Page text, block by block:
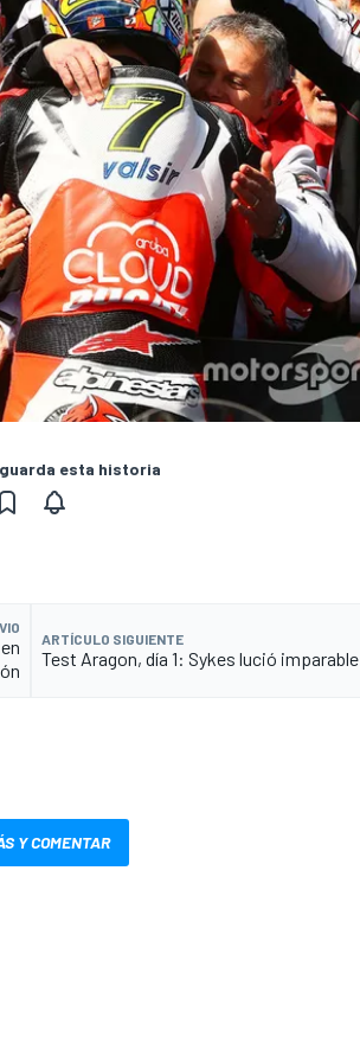
esta historia
ARTÍCULO SIGUIENTE
Test Aragon, día 1: Sykes lució imparable
Y COMENTAR